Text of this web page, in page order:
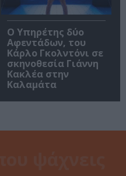
Ο Υπηρέτης δύο
Αφεντάδων, του
Κάρλο Γκολντόνι σε
σκηνοθεσία Γιάννη
Κακλέα στην
Καλαμάτα